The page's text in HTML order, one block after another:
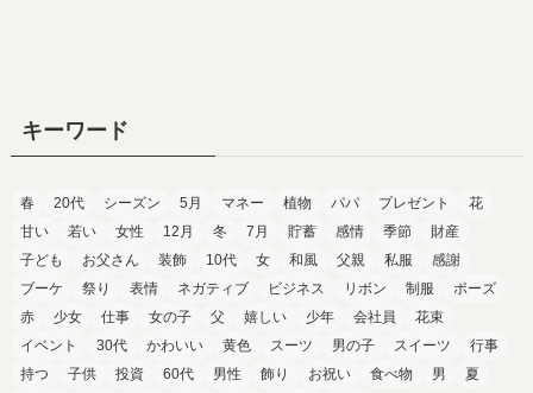
キーワード
春 20代 シーズン 5月 マネー 植物 パパ プレゼント
花
甘い
若い 女性 12月 冬 7月 貯蓄 感情 季節
財産
子ども
お父さん 装飾 10代 女 和風 父親 私服
感謝
ブーケ
祭り 表情 ネガティブ ビジネス リボン 制服
ポーズ
赤
少女 仕事 女の子 父 嬉しい 少年 会社員
花束
イベント
30代 かわいい 黄色 スーツ 男の子 スイーツ
行事
持つ
子供 投資 60代 男性 飾り お祝い 食べ物 男
夏